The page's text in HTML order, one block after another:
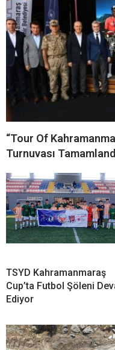
“Tour Of
Turnuvası
TSYD Kahramanmaraş
Cup’ta Futbol Şöleni
Ediyor